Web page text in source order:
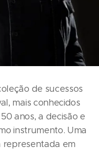
de sucessos
mais conhecidos
anos, a decisão e
instrumento. Uma
representada em